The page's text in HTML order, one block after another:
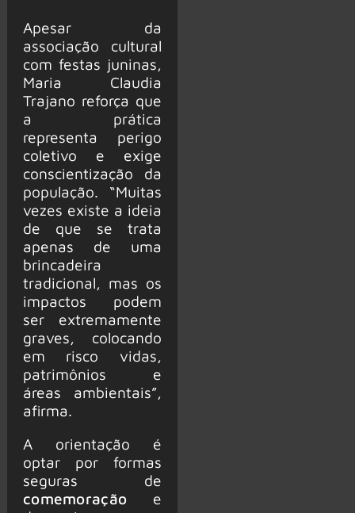
Apesar da
associação cultural
com festas juninas,
Maria Claudia
Trajano reforça que
a prática
representa perigo
coletivo e exige
conscientização da
população. “Muitas
vezes existe a ideia
de que se trata
apenas de uma
brincadeira
tradicional, mas os
impactos podem
ser extremamente
graves, colocando
em risco vidas,
patrimônios e
áreas ambientais”,
afirma.
A orientação é
optar por formas
seguras de
comemoração e